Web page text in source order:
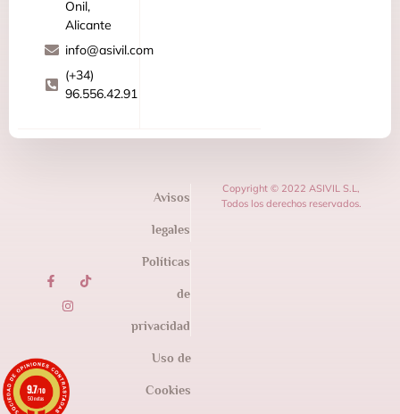
Onil,
Alicante
info@asivil.com
(+34)
96.556.42.91
Avisos
legales
Políticas
de
privacidad
Uso de
Cookies
Copyright © 2022 ASIVIL S.L,
Todos los derechos reservados.
9.7/10
50 notas